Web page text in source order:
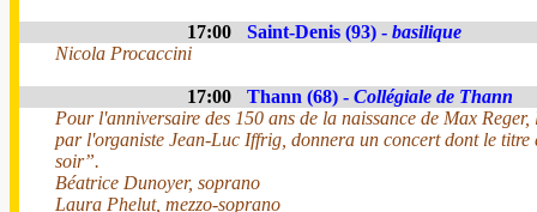
17:00 Saint-Denis (93) - basilique
Nicola Procaccini
17:00 Thann (68) - Collégiale de Thann
Pour l'anniversaire des 150 ans de la naissance de Max
par l'organiste Jean-Luc Iffrig, donnera un concert dont le
soir”.
Béatrice Dunoyer, soprano
Laura Phelut, mezzo-soprano